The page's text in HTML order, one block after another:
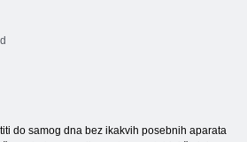
do samog dna bez ikakvih posebnih aparata